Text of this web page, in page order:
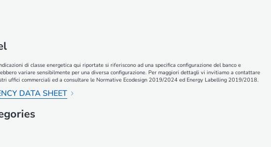
di classe energetica qui riportate si riferiscono ad una specifica configurazione del banco e
variare sensibilmente per una diversa configurazione. Per maggiori dettagli vi invitiamo a contattare
uffici commerciali ed a consultare le Normative Ecodesign 2019/2024 ed Energy Labelling 2019/2018.
DATA SHEET